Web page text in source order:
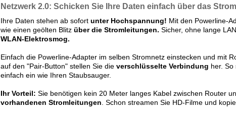
Netzwerk 2.0: Schicken Sie Ihre Daten einfach über das
Ihre Daten stehen ab sofort unter Hochspannung! Mit den Powerline-
wie einen geölten Blitz über die Stromleitungen. Sicher, ohne lange
WLAN-Elektrosmog.
Einfach die Powerline-Adapter im selben Stromnetz einstecken und mit
auf den "Pair-Button" stellen Sie die verschlüsselte Verbindung her. So
einfach ein wie Ihren Staubsauger.
Ihr Vorteil: Sie benötigen kein 20 Meter langes Kabel zwischen Router
vorhandenen Stromleitungen . Schon streamen Sie HD-Filme und